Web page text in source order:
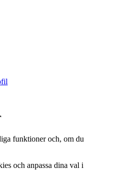
funktioner och, om du
och anpassa dina val i